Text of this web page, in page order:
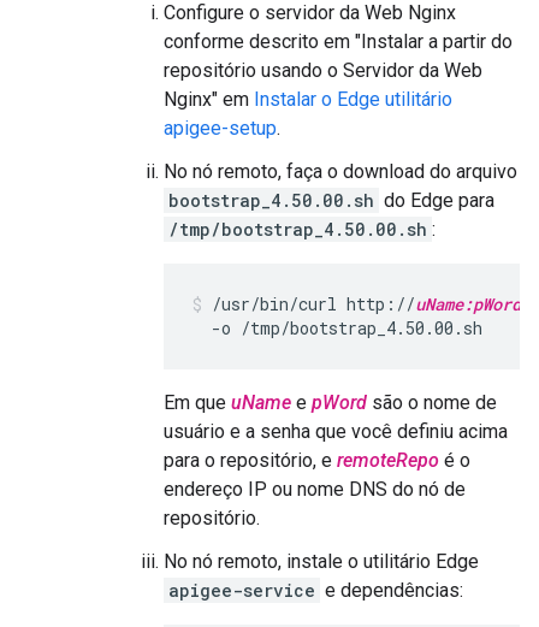
Configure o servidor da Web Nginx
conforme descrito em "Instalar a partir do
repositório usando o Servidor da Web
Nginx" em Instalar o Edge utilitário
apigee-setup.
No nó remoto, faça o download do arquivo
bootstrap_4.50.00.sh do Edge para
/tmp/bootstrap_4.50.00.sh :
/usr/bin/curl http://uName:pWord
  -o /tmp/bootstrap_4.50.00.sh
Em que uName e pWord são o nome de
usuário e a senha que você definiu acima
para o repositório, e remoteRepo é o
endereço IP ou nome DNS do nó de
repositório.
No nó remoto, instale o utilitário Edge
apigee-service e dependências: